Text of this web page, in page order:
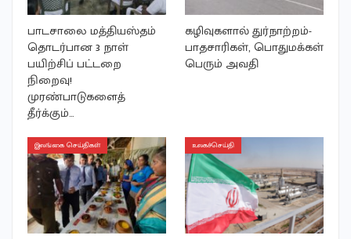
பாடசாலை மத்தியஸ்தம்
தொடர்பான 3 நாள்
பயிற்சிப் பட்டறை
நிறைவு!
முரண்பாடுகளைத்
தீர்க்கும்…
கழிவுகளால் துர்நாற்றம்-
பாதசாரிகள், பொதுமக்கள்
பெரும் அவதி
இலங்கை செய்திகள் உலகச்செய்தி